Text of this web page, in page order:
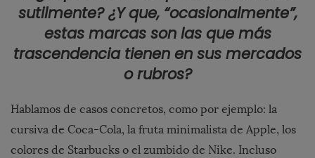
sutilmente? ¿Y que, “ocasionalmente”,
estas marcas son las que más
trascendencia tienen en sus mercados
o rubros?
Hablamos de casos concretos, como por ejemplo: la
cursiva de Coca-Cola, la fruta minimalista de Apple, los
colores de Starbucks o el zumbido de Nike. Incluso